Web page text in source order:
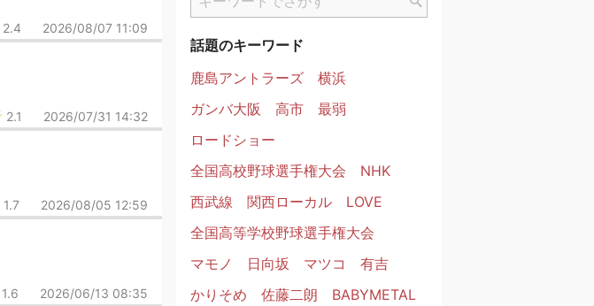
2.4 2026/08/07 11:09
2.1 2026/07/31 14:32
1.7 2026/08/05 12:59
1.6 2026/06/13 08:35
話題のキーワード
鹿島アントラーズ
横浜
ガンバ大阪
高市
最弱
ロードショー
全国高校野球選手権大会
NHK
西武線
関西ローカル
LOVE
全国高等学校野球選手権大会
マモノ
日向坂 マツコ
有吉
かりそめ
佐藤二朗
BABYMETAL